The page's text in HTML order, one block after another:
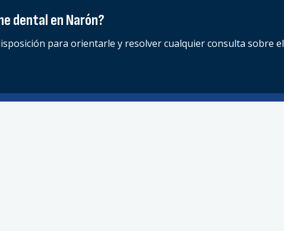
dental en Narón?
para orientarle y resolver cualquier consulta sobre el